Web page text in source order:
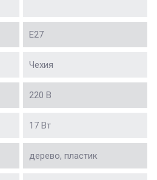
Е27
Чехия
220 В
17 Вт
дерево, пластик